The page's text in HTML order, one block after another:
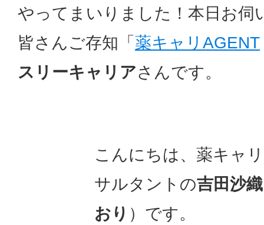
やってまいりました！本日お伺
皆さんご存知「 薬キャリAGENT
スリーキャリアさんです。
こんにちは、薬キャ
サルタントの吉田沙織
おり ）です。